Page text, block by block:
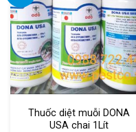
Thuốc diệt muỗi DONA
USA chai 1Lít